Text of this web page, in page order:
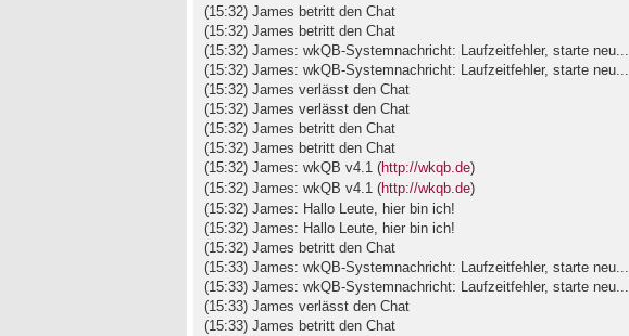
e
n
e
r
B
e
i
t
r
a
g
(15:32) James betritt den Chat
(15:32) James betritt den Chat
(15:32) James: wkQB-Systemnachricht: Laufzeitfehler, starte neu...
(15:32) James: wkQB-Systemnachricht: Laufzeitfehler, starte neu...
(15:32) James verlässt den Chat
(15:32) James verlässt den Chat
(15:32) James betritt den Chat
(15:32) James betritt den Chat
(15:32) James: wkQB v4.1 (http://wkqb.de)
(15:32) James: wkQB v4.1 (http://wkqb.de)
(15:32) James: Hallo Leute, hier bin ich!
(15:32) James: Hallo Leute, hier bin ich!
(15:32) James betritt den Chat
(15:33) James: wkQB-Systemnachricht: Laufzeitfehler, starte neu...
(15:33) James: wkQB-Systemnachricht: Laufzeitfehler, starte neu...
(15:33) James verlässt den Chat
(15:33) James betritt den Chat